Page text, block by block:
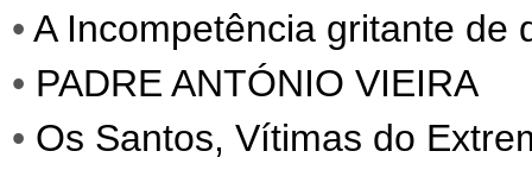
• A Incompetência gritante de
• PADRE ANTÓNIO VIEIRA
• Os Santos, Vítimas do